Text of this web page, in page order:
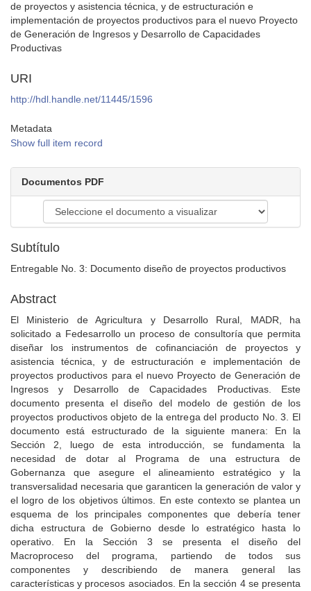
de proyectos y asistencia técnica, y de estructuración e
implementación de proyectos productivos para el nuevo Proyecto
de Generación de Ingresos y Desarrollo de Capacidades
Productivas
URI
http://hdl.handle.net/11445/1596
Metadata
Show full item record
Documentos PDF
Subtítulo
Entregable No. 3: Documento diseño de proyectos productivos
Abstract
El Ministerio de Agricultura y Desarrollo Rural, MADR, ha
solicitado a Fedesarrollo un proceso de consultoría que permita
diseñar los instrumentos de cofinanciación de proyectos y
asistencia técnica, y de estructuración e implementación de
proyectos productivos para el nuevo Proyecto de Generación de
Ingresos y Desarrollo de Capacidades Productivas. Este
documento presenta el diseño del modelo de gestión de los
proyectos productivos objeto de la entrega del producto No. 3. El
documento está estructurado de la siguiente manera: En la
Sección 2, luego de esta introducción, se fundamenta la
necesidad de dotar al Programa de una estructura de
Gobernanza que asegure el alineamiento estratégico y la
transversalidad necesaria que garanticen la generación de valor y
el logro de los objetivos últimos. En este contexto se plantea un
esquema de los principales componentes que debería tener
dicha estructura de Gobierno desde lo estratégico hasta lo
operativo. En la Sección 3 se presenta el diseño del
Macroproceso del programa, partiendo de todos sus
componentes y describiendo de manera general las
características y procesos asociados. En la sección 4 se presenta